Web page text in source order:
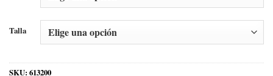
Talla
SKU: 613200